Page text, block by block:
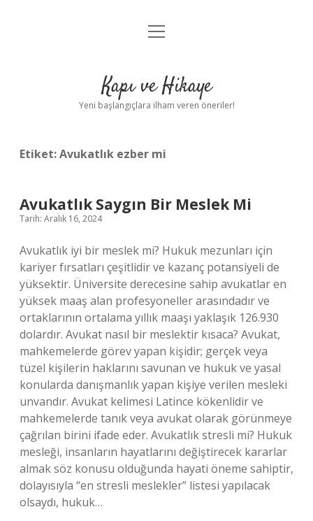
Anasayfa
Yasal Uyarı
menüyü
Kapı ve Hikaye
Yeni başlangıçlara ilham veren öneriler!
Etiket:Avukatlık ezber mi
Avukatlık Saygın Bir Meslek Mi
Tarih: Aralık 16, 2024
Avukatlık iyi bir meslek mi? Hukuk mezunları için
kariyer fırsatları çeşitlidir ve kazanç potansiyeli de
yüksektir. Üniversite derecesine sahip avukatlar en
yüksek maaş alan profesyoneller arasındadır ve
ortaklarının ortalama yıllık maaşı yaklaşık 126.930
dolardır. Avukat nasıl bir meslektir kısaca? Avukat,
mahkemelerde görev yapan kişidir; gerçek veya
tüzel kişilerin haklarını savunan ve hukuk ve yasal
konularda danışmanlık yapan kişiye verilen mesleki
unvandır. Avukat kelimesi Latince kökenlidir ve
mahkemelerde tanık veya avukat olarak görünmeye
çağrılan birini ifade eder. Avukatlık stresli mi? Hukuk
mesleği, insanların hayatlarını değiştirecek kararlar
almak söz konusu olduğunda hayati öneme sahiptir,
dolayısıyla “en stresli meslekler” listesi yapılacak
olsaydı, hukuk…